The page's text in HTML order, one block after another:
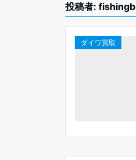
投稿者:
ダイワ買取